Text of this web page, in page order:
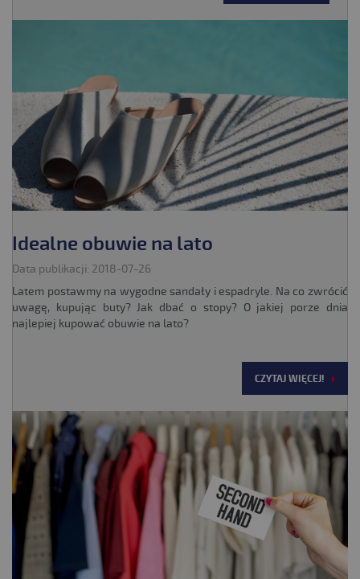
Idealne obuwie na lato
Data publikacji: 2018-07-26
Latem postawmy na wygodne sandały i espadryle. Na co zwrócić
uwagę, kupując buty? Jak dbać o stopy? O jakiej porze dnia
najlepiej kupować obuwie na lato?
CZYTAJ WIĘCEJ!